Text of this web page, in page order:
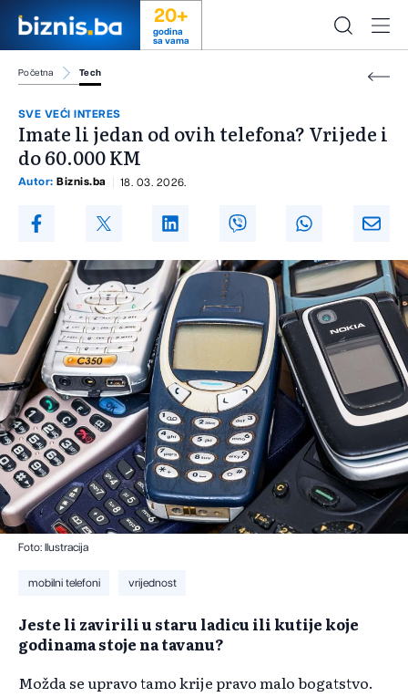
20+
godina
sa vama
Početna Tech
SVE VEĆI INTERES
Imate li jedan od ovih telefona? Vrijede i
do 60.000 KM
Autor: Biznis.ba 18. 03. 2026.
Foto: Ilustracija
mobilni telefoni vrijednost
Jeste li zavirili u staru ladicu ili kutije koje
godinama stoje na tavanu?
Možda se upravo tamo krije pravo malo bogatstvo.